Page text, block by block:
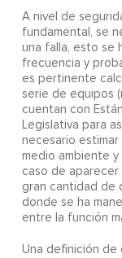
A nivel de
fundamental, se
una falla, esto se
frecuencia y
es pertinente
serie de equipos
cuentan con
Legislativa para
necesario estimar
medio ambiente
caso de aparecer
gran cantidad de
donde se ha
entre la función
Una definición